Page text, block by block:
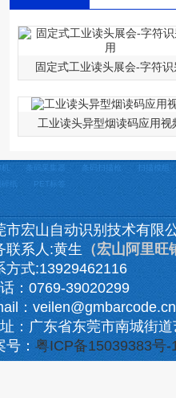
固定式工业读头展会-字符识
工业读头异型烟读码应用视
条码扫描枪
扫描模组
PET标签
市宏山自动识别技术有限
联系人:黄生 （宏山阿里旺
方式:13929462116
：0769-39020299
：veilen@gmbarcode.cn
：广东省东莞市南城街
号： 粤ICP备15039383号-